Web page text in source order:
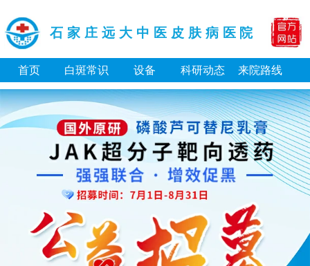
石家庄远大中医皮肤病医院
首页 白斑常识 设备 科研动态 来院路线